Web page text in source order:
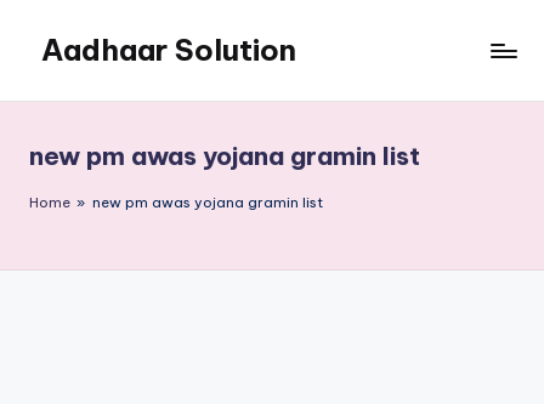
content
Aadhaar Solution
Solution
new pm awas yojana gramin list
Home » new pm awas yojana gramin list